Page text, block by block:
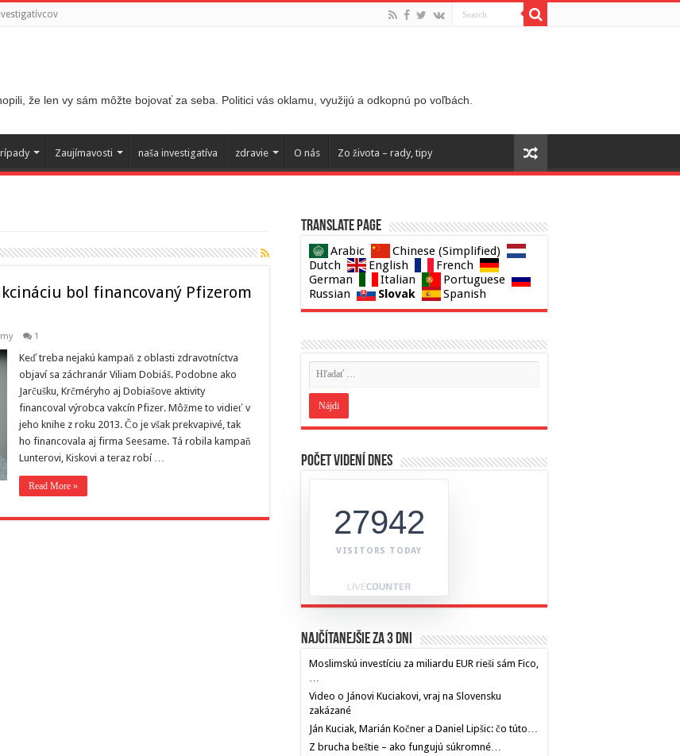
že len vy sám môžte bojovať za seba. Politici vás oklamu, využijú a odkopnú po voľbách.
Zaujímavosti naša investigatíva zdravie O nás Zo života – rady, tipy
bol financovaný Pfizerom
1
Keď treba nejakú kampaň z oblasti zdravotníctva
objaví sa záchranár Viliam Dobiáš. Podobne ako
Jarčušku, Krčméryho aj Dobiašove aktivity
financoval výrobca vakcín Pfizer. Môžme to vidieť v
jeho knihe z roku 2013. Čo je však prekvapivé, tak
ho financovala aj firma Seesame. Tá robila kampaň
Lunterovi, Kiskovi a teraz robí …
Read More »
Translate page
Arabic
Chinese (Simplified)
Dutch
English
French
German
Italian
Portuguese
Russian
Slovak Spanish
Počet videní dnes
27942
VISITORS TODAY
Najčítanejšie za 3 dni
Moslimskú investíciu za miliardu EUR rieši sám Fico,
…
Video o Jánovi Kuciakovi, vraj na Slovensku
zakázané
Ján Kuciak, Marián Kočner a Daniel Lipšic: čo túto…
Z brucha beštie – ako fungujú súkromné…